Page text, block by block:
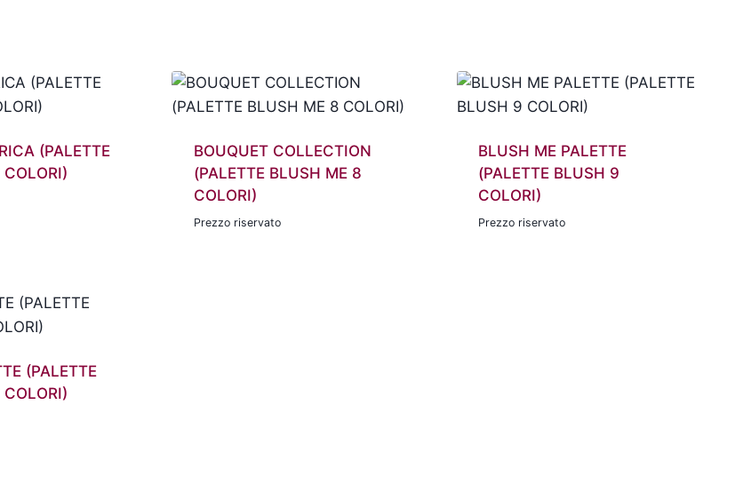
(PALETTE
BOUQUET COLLECTION
(PALETTE BLUSH ME 8
COLORI)
Prezzo riservato
BLUSH ME PALETTE
(PALETTE BLUSH 9
COLORI)
Prezzo riservato
(PALETTE